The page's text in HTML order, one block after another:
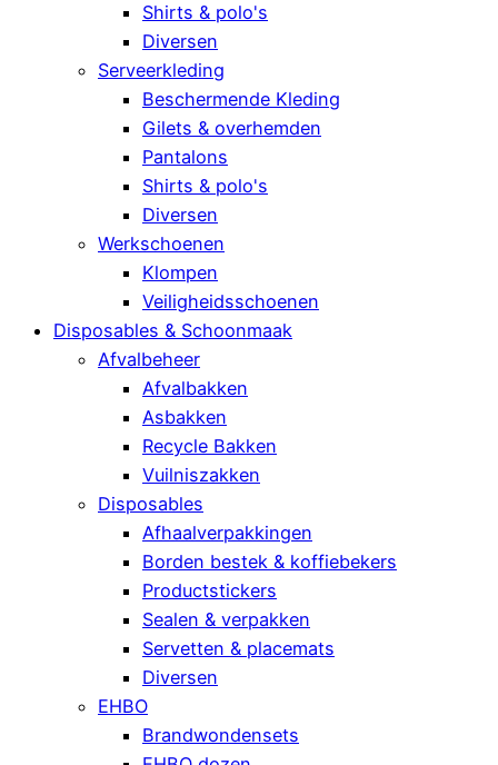
Shirts & polo's
Diversen
Serveerkleding
Beschermende Kleding
Gilets & overhemden
Pantalons
Shirts & polo's
Diversen
Werkschoenen
Klompen
Veiligheidsschoenen
Disposables & Schoonmaak
Afvalbeheer
Afvalbakken
Asbakken
Recycle Bakken
Vuilniszakken
Disposables
Afhaalverpakkingen
Borden bestek & koffiebekers
Productstickers
Sealen & verpakken
Servetten & placemats
Diversen
EHBO
Brandwondensets